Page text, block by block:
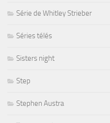
Série de Whitley Strieber
Séries télés
Sisters night
Step
Stephen Austra